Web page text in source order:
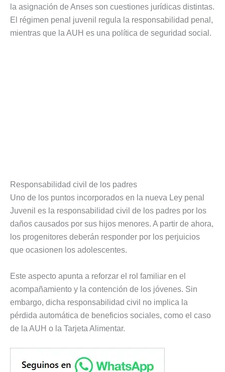
la asignación de Anses son cuestiones jurídicas distintas.
El régimen penal juvenil regula la responsabilidad penal,
mientras que la AUH es una política de seguridad social.
Responsabilidad civil de los padres
Uno de los puntos incorporados en la nueva Ley penal
Juvenil es la responsabilidad civil de los padres por los
daños causados por sus hijos menores. A partir de ahora,
los progenitores deberán responder por los perjuicios
que ocasionen los adolescentes.
Este aspecto apunta a reforzar el rol familiar en el
acompañamiento y la contención de los jóvenes. Sin
embargo, dicha responsabilidad civil no implica la
pérdida automática de beneficios sociales, como el caso
de la AUH o la Tarjeta Alimentar.